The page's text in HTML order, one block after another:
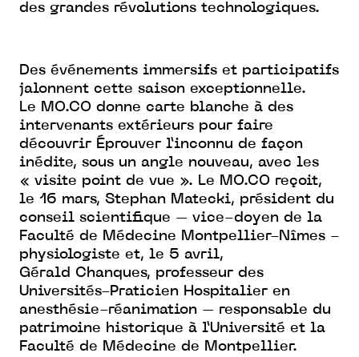
des grandes révolutions technologiques.
Des événements immersifs et participatifs
jalonnent cette saison exceptionnelle.
Le MO.CO donne carte blanche à des
intervenants extérieurs pour faire
découvrir Éprouver l’inconnu de façon
inédite, sous un angle nouveau, avec les
« visite point de vue ». Le MO.CO reçoit,
le 16 mars, Stephan Matecki, président du
conseil scientifique – vice-doyen de la
Faculté de Médecine Montpellier-Nîmes -
physiologiste et, le 5 avril,
Gérald Chanques, professeur des
Universités-Praticien Hospitalier en
anesthésie-réanimation – responsable du
patrimoine historique à l’Université et la
Faculté de Médecine de Montpellier.